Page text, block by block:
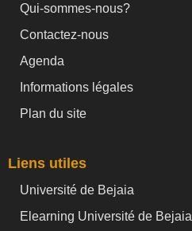
Qui-sommes-nous?
Contactez-nous
Agenda
Informations légales
Plan du site
Liens utiles
Université de Bejaia
Elearning Université de Bejaia